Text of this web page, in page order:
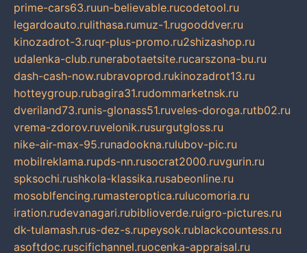
prime-cars63.ruun-believable.rucodetool.ru
legardoauto.rulithasa.rumuz-1.rugooddver.ru
kinozadrot-3.ruqr-plus-promo.ru2shizashop.ru
udalenka-club.runerabotaetsite.rucarszona-bu.ru
dash-cash-now.rubravoprod.rukinozadrot13.ru
hotteygroup.rubagira31.rudommarketnsk.ru
dveriland73.runis-glonass51.ruveles-doroga.rutb02.ru
vrema-zdorov.ruvelonik.rusurgutgloss.ru
nike-air-max-95.runadookna.rulubov-pic.ru
mobilreklama.rupds-nn.rusocrat2000.ruvgurin.ru
spksochi.rushkola-klassika.rusabeonline.ru
mosoblfencing.rumasteroptica.rulucomoria.ru
iration.rudevanagari.rubiblioverde.ruigro-pictures.ru
dk-tulamash.rus-dez-s.rupeysok.rublackcountess.ru
asoftdoc.ruscifichannel.ruocenka-appraisal.ru